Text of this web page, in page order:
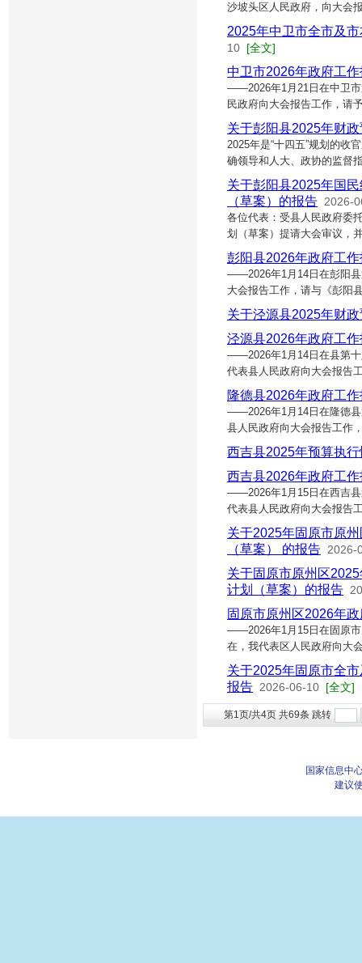
沙坡头区人民政府，向大会
2025年中卫市全市及
10 [全文]
中卫市2026年政府工
——2026年1月21日在中卫市
民政府向大会报告工作，请
关于彭阳县2025年财
2025年是“十四五”规划的收
确领导和人大、政协的监督
关于彭阳县2025年国
（草案）的报告 2026-
各位代表：受县人民政府委
划（草案）提请大会审议，
彭阳县2026年政府工
——2026年1月14日在彭阳县
大会报告工作，请与《彭阳
关于泾源县2025年财
泾源县2026年政府工
——2026年1月14日在县第十
代表县人民政府向大会报告
隆德县2026年政府工
——2026年1月14日在隆德县
县人民政府向大会报告工作
西吉县2025年预算执
西吉县2026年政府工
——2026年1月15日在西吉县
代表县人民政府向大会报告
关于2025年固原市原
（草案） 的报告 2026-
关于固原市原州区
计划（草案）的报告
固原市原州区2026年
——2026年1月15日在固原市
在，我代表区人民政府向大
关于2025年固原市全
报告 2026-06-10 [全文]
第1页/共4页 共69条 跳转
国家信息中
建议